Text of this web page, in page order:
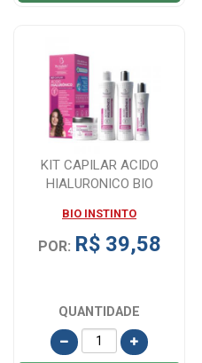
KIT CAPILAR ACIDO
HIALURONICO BIO
BIO INSTINTO
POR: R$ 39,58
QUANTIDADE